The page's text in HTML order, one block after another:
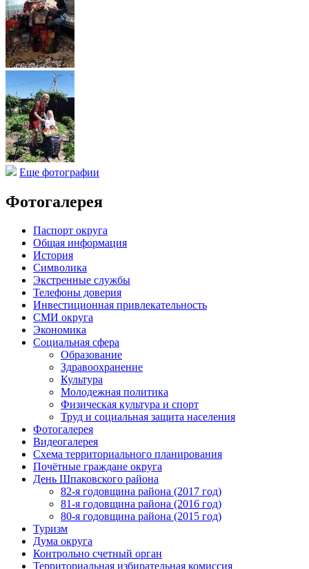
Еще фотографии
Фотогалерея
Паспорт округа
Общая информация
История
Символика
Экстренные службы
Телефоны доверия
Инвестиционная привлекательность
СМИ округа
Экономика
Социальная сфера
Образование
Здравоохранение
Культура
Молодежная политика
Физическая культура и спорт
Труд и социальная защита населения
Фотогалерея
Видеогалерея
Схема территориального планирования
Почётные граждане округа
День Шпаковского района
82-я годовщина района (2017 год)
81-я годовщина района (2016 год)
80-я годовщина района (2015 год)
Туризм
Дума округа
Контрольно счетный орган
Территориальная избирательная комиссия